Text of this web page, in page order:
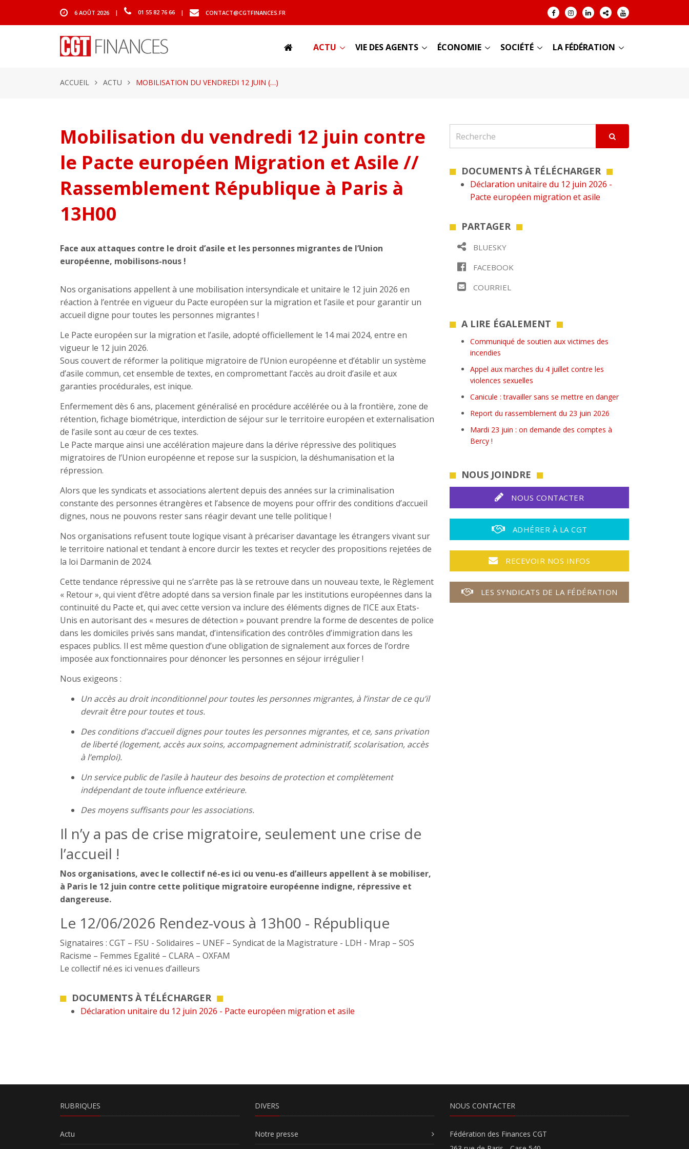
6 AOÛT 2026 | 01 55 82 76 66 | CONTACT@CGTFINANCES.FR
ACTU VIE DES AGENTS ÉCONOMIE SOCIÉTÉ LA FÉDÉRATION
ACCUEIL ACTU MOBILISATION DU VENDREDI 12 JUIN (…)
Mobilisation du vendredi 12 juin contre
le Pacte européen Migration et Asile //
Rassemblement République à Paris à
13H00
Face aux attaques contre le droit d’asile et les personnes migrantes de l’Union
européenne, mobilisons-nous !
Nos organisations appellent à une mobilisation intersyndicale et unitaire le 12 juin 2026 en
réaction à l’entrée en vigueur du Pacte européen sur la migration et l’asile et pour garantir un
accueil digne pour toutes les personnes migrantes !
Le Pacte européen sur la migration et l’asile, adopté officiellement le 14 mai 2024, entre en
vigueur le 12 juin 2026.
Sous couvert de réformer la politique migratoire de l’Union européenne et d’établir un système
d’asile commun, cet ensemble de textes, en compromettant l’accès au droit d’asile et aux
garanties procédurales, est inique.
Enfermement dès 6 ans, placement généralisé en procédure accélérée ou à la frontière, zone de
rétention, fichage biométrique, interdiction de séjour sur le territoire européen et externalisation
de l’asile sont au cœur de ces textes.
Le Pacte marque ainsi une accélération majeure dans la dérive répressive des politiques
migratoires de l’Union européenne et repose sur la suspicion, la déshumanisation et la
répression.
Alors que les syndicats et associations alertent depuis des années sur la criminalisation
constante des personnes étrangères et l’absence de moyens pour offrir des conditions d’accueil
dignes, nous ne pouvons rester sans réagir devant une telle politique !
Nos organisations refusent toute logique visant à précariser davantage les étrangers vivant sur
le territoire national et tendant à encore durcir les textes et recycler des propositions rejetées de
la loi Darmanin de 2024.
Cette tendance répressive qui ne s’arrête pas là se retrouve dans un nouveau texte, le Règlement
« Retour », qui vient d’être adopté dans sa version finale par les institutions européennes dans la
continuité du Pacte et, qui avec cette version va inclure des éléments dignes de l’ICE aux Etats-
Unis en autorisant des « mesures de détection » pouvant prendre la forme de descentes de police
dans les domiciles privés sans mandat, d’intensification des contrôles d’immigration dans les
espaces publics. Il est même question d’une obligation de signalement aux forces de l’ordre
imposée aux fonctionnaires pour dénoncer les personnes en séjour irrégulier !
Nous exigeons :
Un accès au droit inconditionnel pour toutes les personnes migrantes, à l’instar de ce qu’il
devrait être pour toutes et tous.
Des conditions d’accueil dignes pour toutes les personnes migrantes, et ce, sans privation
de liberté (logement, accès aux soins, accompagnement administratif, scolarisation, accès
à l’emploi).
Un service public de l’asile à hauteur des besoins de protection et complètement
indépendant de toute influence extérieure.
Des moyens suffisants pour les associations.
Il n’y a pas de crise migratoire, seulement une crise de
l’accueil !
Nos organisations, avec le collectif né-es ici ou venu-es d’ailleurs appellent à se mobiliser,
à Paris le 12 juin contre cette politique migratoire européenne indigne, répressive et
dangereuse.
Le 12/06/2026 Rendez-vous à 13h00 - République
Signataires : CGT – FSU - Solidaires – UNEF – Syndicat de la Magistrature - LDH - Mrap – SOS
Racisme – Femmes Egalité – CLARA – OXFAM
Le collectif né.es ici venu.es d’ailleurs
DOCUMENTS À TÉLÉCHARGER
Déclaration unitaire du 12 juin 2026 - Pacte européen migration et asile
DOCUMENTS À TÉLÉCHARGER
Déclaration unitaire du 12 juin 2026 -
Pacte européen migration et asile
PARTAGER
BLUESKY
FACEBOOK
COURRIEL
A LIRE ÉGALEMENT
Communiqué de soutien aux victimes des
incendies
Appel aux marches du 4 juillet contre les
violences sexuelles
Canicule : travailler sans se mettre en danger
Report du rassemblement du 23 juin 2026
Mardi 23 juin : on demande des comptes à
Bercy !
NOUS JOINDRE
NOUS CONTACTER
ADHÉRER À LA CGT
RECEVOIR NOS INFOS
LES SYNDICATS DE LA FÉDÉRATION
RUBRIQUES
Actu
DIVERS
Notre presse
NOUS CONTACTER
Fédération des Finances CGT